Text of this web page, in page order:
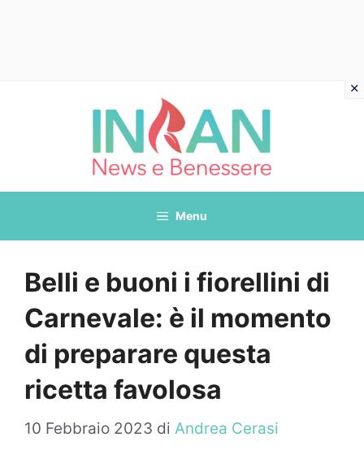
Menu
Belli e buoni i fiorellini di
Carnevale: è il momento
di preparare questa
ricetta favolosa
10 Febbraio 2023 di Andrea Cerasi